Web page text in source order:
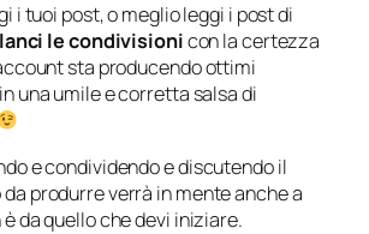
i tuoi post, o meglio leggi i post di
le condivisionicon la certezza
sta producendo ottimi
una umile e corretta salsa di
e condividendo e discutendo il
produrre verrà in mente anche a
da quello che devi iniziare.